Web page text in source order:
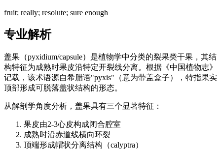
fruit; really; resolute; sure enough
专业解析
盖果（pyxidium/capsule）是植物学中分类的裂果类干果，其结
构特征为成熟时果皮沿特定开裂线分离。根据《中国植物志》
记载，该术语源自希腊语"pyxis"（意为带盖盒子），特指果实
顶部形成可脱落盖状结构的形态。
从解剖学角度分析，盖果具有三个显著特征：
果皮由2-3心皮构成闭合腔室
成熟时沿赤道线横向环裂
顶端形成帽状分离结构（calyptra）